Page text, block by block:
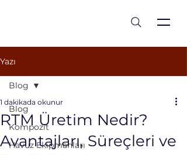
Yazı
Blog
Kompozit
Havuz Ekipmanları
Blog
RTM Üretim Nedir?
Avantajları, Süreçleri ve
1 dakikada okunur